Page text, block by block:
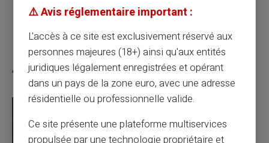
Articles similaires
⚠️ Avis réglementaire important :
L'accès à ce site est exclusivement réservé aux
personnes majeures (18+) ainsi qu'aux entités
juridiques légalement enregistrées et opérant
dans un pays de la zone euro, avec une adresse
résidentielle ou professionnelle valide.
Ce site présente une plateforme multiservices
propulsée par une technologie propriétaire et